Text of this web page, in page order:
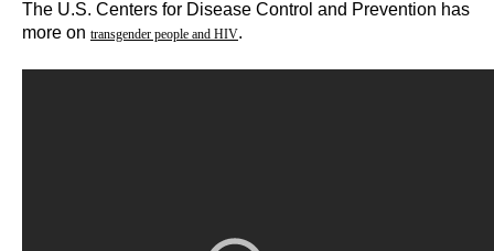
The U.S. Centers for Disease Control and Prevention has
more on transgender people and HIV.